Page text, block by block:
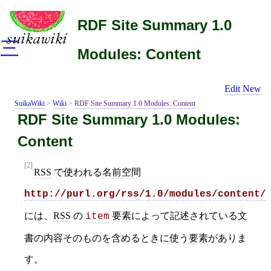
RDF Site Summary 1.0
Modules: Content
Edit New
SuikaWiki > Wiki > RDF Site Summary 1.0 Modules: Content
RDF Site Summary 1.0 Modules:
Content
[2]
RSS で使われる名前空間
http://purl.org/rss/1.0/modules/content/
には、 RSS の item 要素によって記述されている文
書の内容そのものを含めるときに使う 要素がありま
す。
三